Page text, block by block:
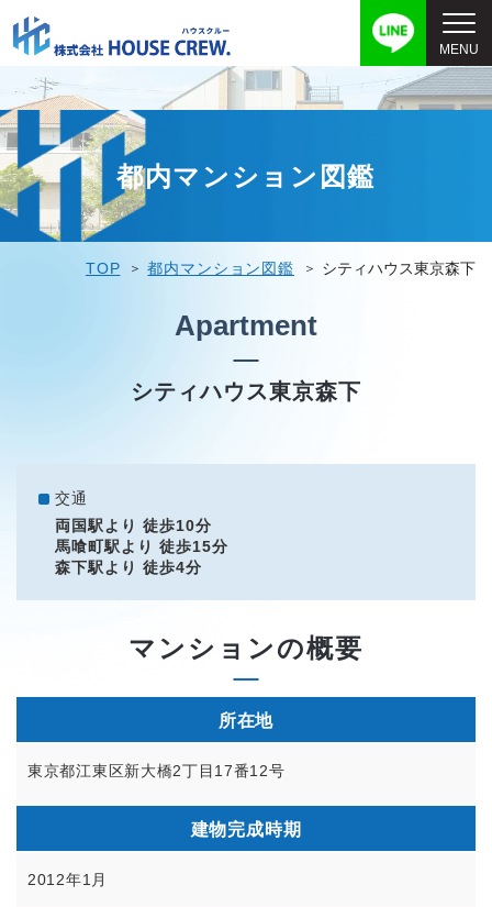
都内マンション図鑑
TOP 都内マンション図鑑 シティハウス東京森下
Apartment
シティハウス東京森下
交通
両国駅より 徒歩10分
馬喰町駅より 徒歩15分
森下駅より 徒歩4分
マンションの概要
所在地
東京都江東区新大橋2丁目17番12号
建物完成時期
2012年1月